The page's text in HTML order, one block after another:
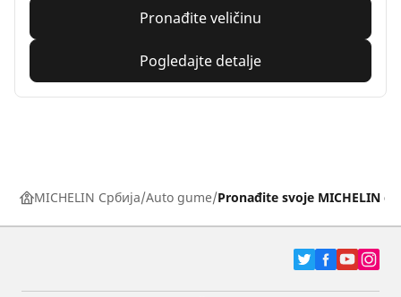
Pronađite veličinu
Pogledajte detalje
MICHELIN Србија Auto gume Pronađite svoje MICHELIN